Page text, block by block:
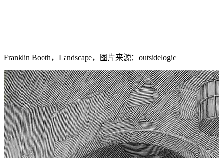
Franklin Booth，Landscape，图片来源：outsidelogic